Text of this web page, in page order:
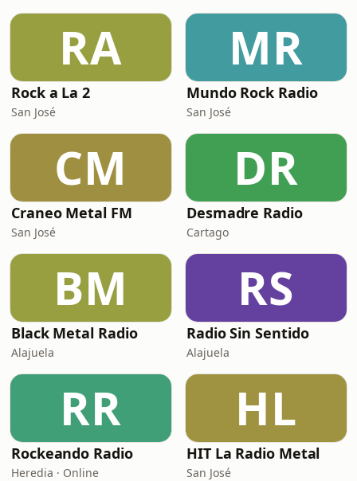
RA
Rock a La 2
San José
MR
Mundo Rock Radio
San José
CM
Craneo Metal FM
San José
DR
Desmadre Radio
Cartago
BM
Black Metal Radio
Alajuela
RS
Radio Sin Sentido
Alajuela
RR
Rockeando Radio
Heredia · Online
HL
HIT La Radio Metal
San José